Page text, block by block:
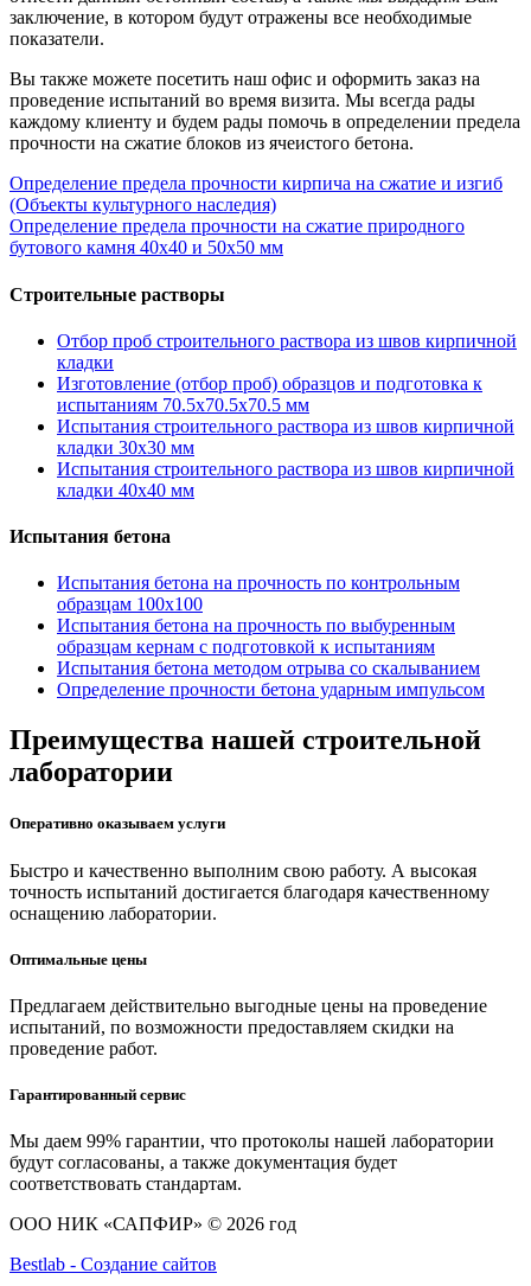
заключение, в котором будут отражены все необходимые
показатели.
Вы также можете посетить наш офис и оформить заказ на
проведение испытаний во время визита. Мы всегда рады
каждому клиенту и будем рады помочь в определении предела
прочности на сжатие блоков из ячеистого бетона.
Навигация
по
записям
Определение предела прочности кирпича на сжатие и изгиб
(Объекты культурного наследия)
Определение предела прочности на сжатие природного
бутового камня 40х40 и 50х50 мм
Строительные растворы
Отбор проб строительного раствора из швов кирпичной
кладки
Изготовление (отбор проб) образцов и подготовка к
испытаниям 70.5х70.5х70.5 мм
Испытания строительного раствора из швов кирпичной
кладки 30х30 мм
Испытания строительного раствора из швов кирпичной
кладки 40х40 мм
Испытания бетона
Испытания бетона на прочность по контрольным
образцам 100х100
Испытания бетона на прочность по выбуренным
образцам кернам с подготовкой к испытаниям
Испытания бетона методом отрыва со скалыванием
Определение прочности бетона ударным импульсом
Преимущества нашей строительной
лаборатории
Оперативно оказываем услуги
Быстро и качественно выполним свою работу. А высокая
точность испытаний достигается благодаря качественному
оснащению лаборатории.
Оптимальные цены
Предлагаем действительно выгодные цены на проведение
испытаний, по возможности предоставляем скидки на
проведение работ.
Гарантированный сервис
Мы даем 99% гарантии, что протоколы нашей лаборатории
будут согласованы, а также документация будет
соответствовать стандартам.
ООО НИК «САПФИР» © 2026 год
Bestlab - Создание сайтов